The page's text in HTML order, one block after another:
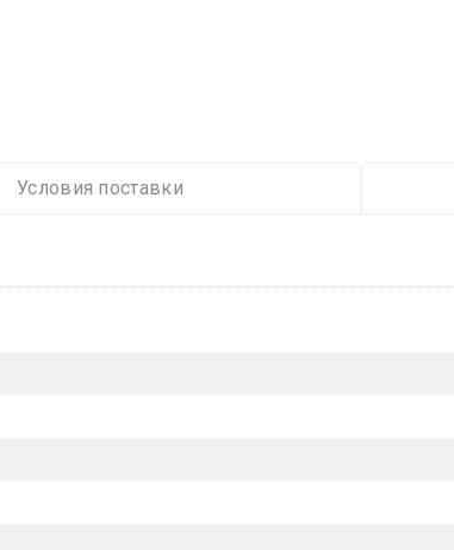
Условия поставки